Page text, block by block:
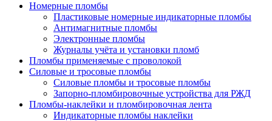
Номерные пломбы
Пластиковые номерные индикаторные пломбы
Антимагнитные пломбы
Электронные пломбы
Журналы учёта и установки пломб
Пломбы применяемые с проволокой
Силовые и тросовые пломбы
Силовые пломбы и тросовые пломбы
Запорно-пломбировочные устройства для РЖД
Пломбы-наклейки и пломбировочная лента
Индикаторные пломбы наклейки